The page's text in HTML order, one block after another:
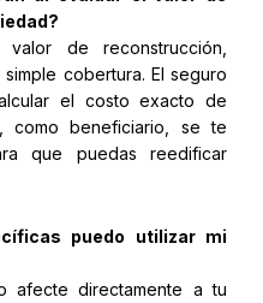
de reconstrucción,
cobertura. El seguro
el costo exacto de
como beneficiario, se te
que puedas reedificar
puedo utilizar mi
afecte directamente a tu